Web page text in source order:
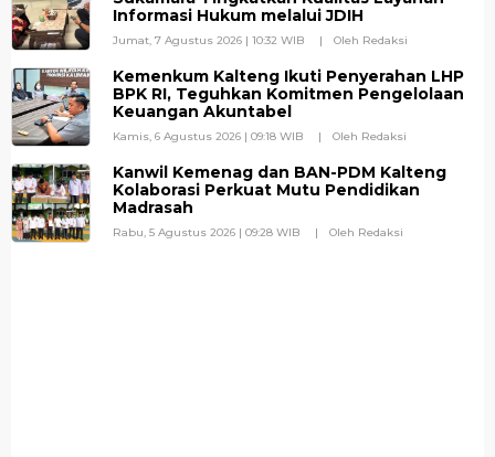
Informasi Hukum melalui JDIH
Jumat, 7 Agustus 2026 | 10:32 WIB Oleh Redaksi
Kemenkum Kalteng Ikuti Penyerahan LHP
BPK RI, Teguhkan Komitmen Pengelolaan
Keuangan Akuntabel
Kamis, 6 Agustus 2026 | 09:18 WIB Oleh Redaksi
Kanwil Kemenag dan BAN-PDM Kalteng
Kolaborasi Perkuat Mutu Pendidikan
Madrasah
Rabu, 5 Agustus 2026 | 09:28 WIB Oleh Redaksi